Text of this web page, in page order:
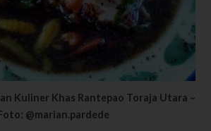
Kuliner Khas Rantepao Toraja Utara –
@marian.pardede